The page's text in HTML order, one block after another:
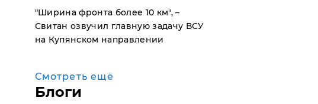
​"Ширина фронта более 10 км", –
Свитан озвучил главную задачу ВСУ
на Купянском направлении
Смотреть ещё
Блоги